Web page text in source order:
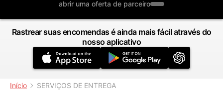
abrir uma oferta de parceiro
Rastrear suas encomendas é ainda mais fácil através do
nosso aplicativo
Início SERVIÇOS DE ENTREGA